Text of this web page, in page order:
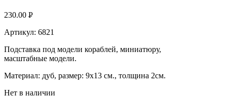
230.00 Р
Артикул: 6821
Подставка под модели кораблей, миниатюру,
масштабные модели.
Материал: дуб, размер: 9х13 см., толщина 2см.
Нет в наличии